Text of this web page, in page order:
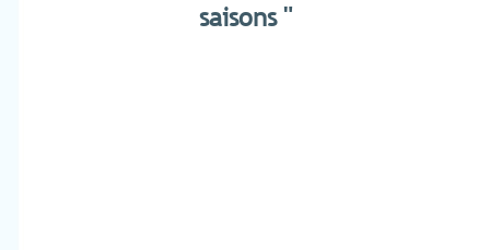
saisons "